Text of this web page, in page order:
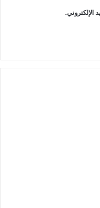
الإلكتروني.